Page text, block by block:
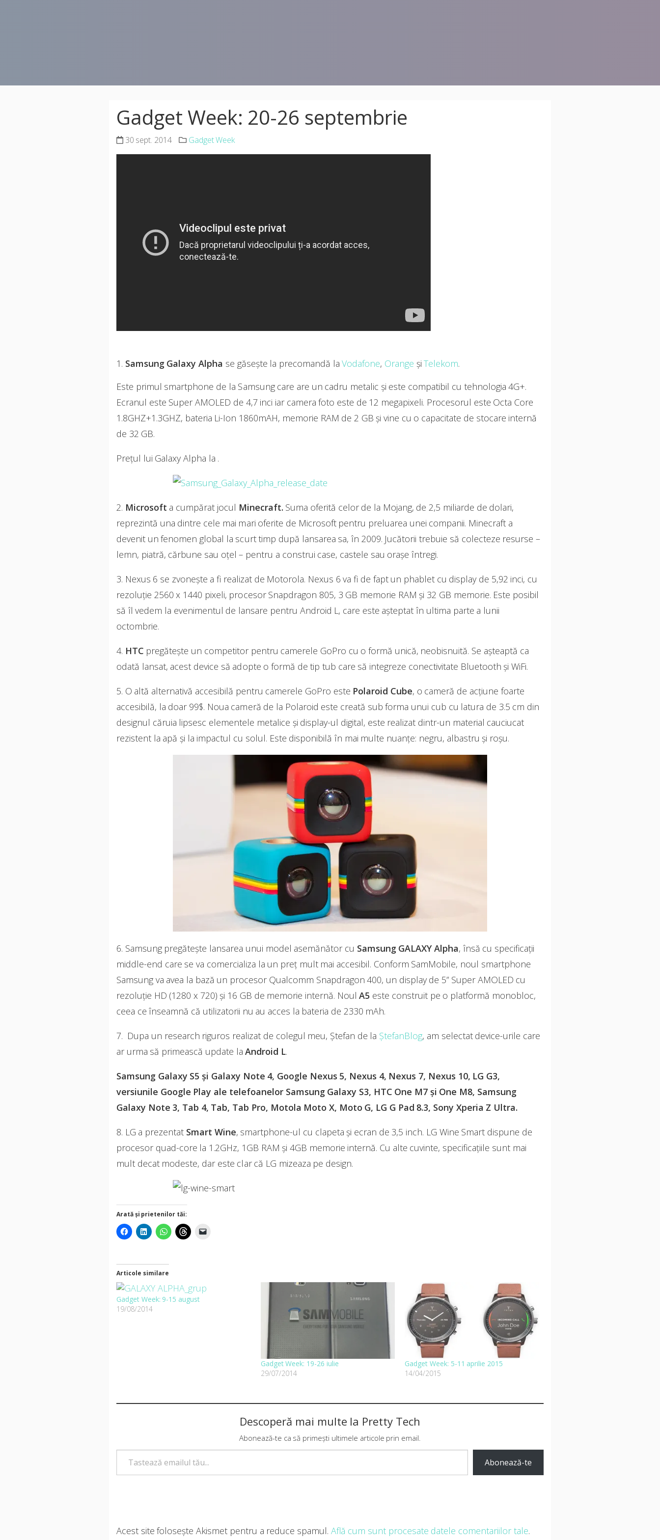
Gadget Week: 20-26 septembrie
30 sept. 2014 Gadget Week
1. Samsung Galaxy Alpha se găsește la precomandă laVodafone, Orange șiTelekom.
Este primul smartphone de la Samsung care are un cadru metalic și este compatibil cu tehnologia 4G+.
Ecranul este Super AMOLED de 4,7 inci iar camera foto este de 12 megapixeli. Procesorul este Octa Core
1.8GHZ+1.3GHZ, bateria Li-Ion 1860mAH, memorie RAM de 2 GB și vine cu o capacitate de stocare internă
de 32 GB.
Prețul lui Galaxy Alpha la .
2. Microsoft a cumpărat jocul Minecraft. Suma oferită celor de la Mojang, de 2,5 miliarde de dolari,
reprezintă una dintre cele mai mari oferite de Microsoft pentru preluarea unei companii. Minecraft a
devenit un fenomen global la scurt timp după lansarea sa, în 2009. Jucătorii trebuie să colecteze resurse –
lemn, piatră, cărbune sau oţel – pentru a construi case, castele sau oraşe întregi.
3. Nexus 6 se zvonește a fi realizat de Motorola. Nexus 6 va fi de fapt un phablet cu display de 5,92 inci, cu
rezoluţie 2560 x 1440 pixeli, procesor Snapdragon 805, 3 GB memorie RAM şi 32 GB memorie. Este posibil
să îl vedem la evenimentul de lansare pentru Android L, care este aşteptat în ultima parte a lunii
octombrie.
4. HTC pregătește un competitor pentru camerele GoPro cu o formă unică, neobisnuită. Se așteaptă ca
odată lansat, acest device să adopte o formă de tip tub care să integreze conectivitate Bluetooth și WiFi.
5. O altă alternativă accesibilă pentru camerele GoPro este Polaroid Cube, o cameră de acțiune foarte
accesibilă, la doar 99$. Noua cameră de la Polaroid este creată sub forma unui cub cu latura de 3.5 cm din
designul căruia lipsesc elementele metalice și display-ul digital, este realizat dintr-un material cauciucat
rezistent la apă și la impactul cu solul. Este disponibilă în mai multe nuanțe: negru, albastru și roșu.
6. Samsung pregătește lansarea unui model asemănător cu Samsung GALAXY Alpha, însă cu specificații
middle-end care se va comercializa la un preț mult mai accesibil. Conform SamMobile, noul smartphone
Samsung va avea la bază un procesor Qualcomm Snapdragon 400, un display de 5” Super AMOLED cu
rezoluţie HD (1280 x 720) şi 16 GB de memorie internă. NoulA5 este construit pe o platformă monobloc,
ceea ce înseamnă că utilizatorii nu au acces la bateria de 2330 mAh.
7. Dupa un research riguros realizat de colegul meu, Ștefan de la ȘtefanBlog, am selectat device-urile care
ar urma să primească update laAndroid L.
Samsung Galaxy S5 și Galaxy Note 4, Google Nexus 5, Nexus 4, Nexus 7, Nexus 10, LG G3,
versiunile Google Play ale telefoanelor Samsung Galaxy S3, HTC One M7 și One M8, Samsung
Galaxy Note 3, Tab 4, Tab, Tab Pro, Motola Moto X, Moto G, LG G Pad 8.3, Sony Xperia Z Ultra.
8. LG a prezentat Smart Wine, smartphone-ul cu clapeta și ecran de 3,5 inch. LG Wine Smart dispune de
procesor quad-core la 1.2GHz, 1GB RAM și 4GB memorie internă. Cu alte cuvinte, specificațiile sunt mai
mult decat modeste, dar este clar că LG mizeaza pe design.
Arată și prietenilor tăi:
Articole similare
Gadget Week: 9-15 august
19/08/2014
Gadget Week: 19-26 iulie
29/07/2014
Gadget Week: 5-11 aprilie 2015
14/04/2015
Descoperă mai multe la Pretty Tech
Abonează-te ca să primești ultimele articole prin email.
Tastează emailul tău...
Abonează-te
Acest site folosește Akismet pentru a reduce spamul. Află cum sunt procesate datele comentariilor tale.